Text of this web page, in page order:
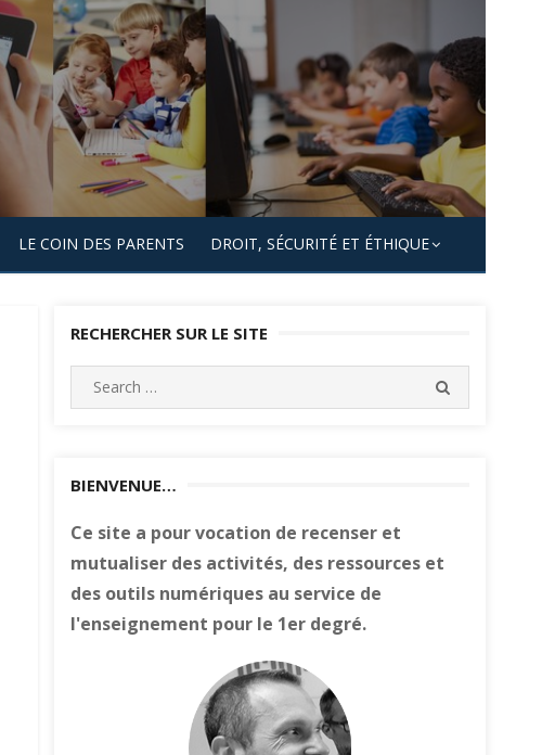
LE COIN DES PARENTS DROIT, SÉCURITÉ ET ÉTHIQUE
RECHERCHER SUR LE SITE
Search
for:
BIENVENUE…
Ce site a pour vocation de recenser et
mutualiser des activités, des ressources et
des outils numériques au service de
l'enseignement pour le 1er degré.